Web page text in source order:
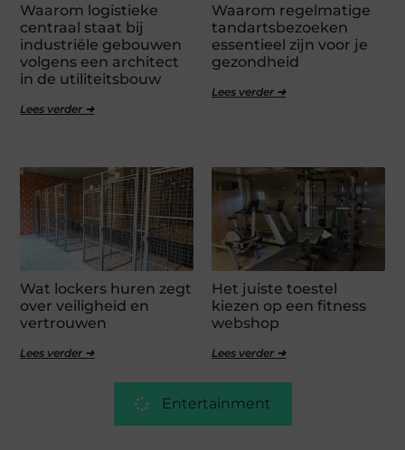
Waarom logistieke
centraal staat bij
industriële gebouwen
volgens een architect
in de utiliteitsbouw
Lees verder ➜
Waarom regelmatige
tandartsbezoeken
essentieel zijn voor je
gezondheid
Lees verder ➜
Wat lockers huren zegt
over veiligheid en
vertrouwen
Lees verder ➜
Het juiste toestel
kiezen op een fitness
webshop
Lees verder ➜
Entertainment